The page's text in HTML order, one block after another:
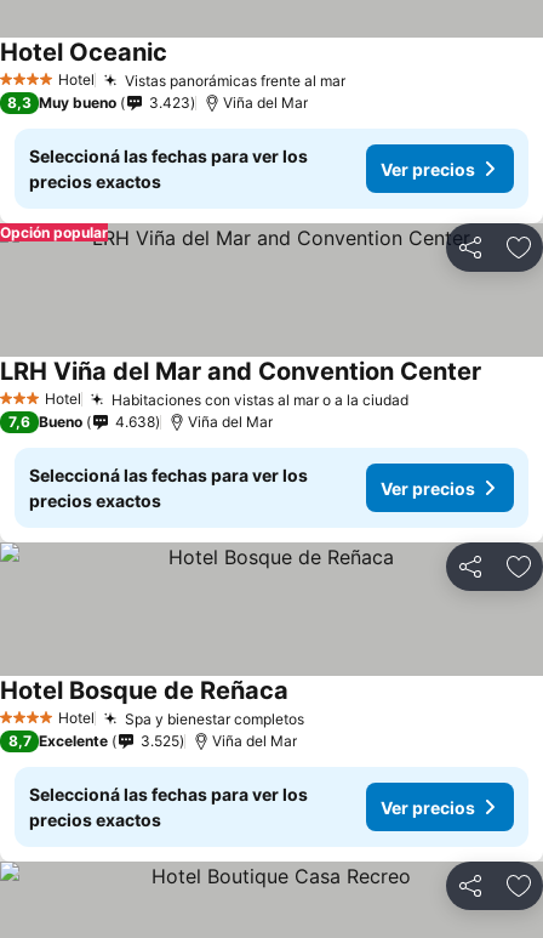
4 EstrellasHotel Vistas panorámicas frente al mar
Hotel Oceanic
8,3 Muy bueno 3.423 Viña del Mar
Seleccioná las fechas para ver los
precios exactos
Ver precios
Compartir
Opción popular
3 Estrellas
Hotel Habitaciones con vistas al mar o a la ciudad
LRH Viña del Mar and Convention Center
7,6 Bueno 4.638 Viña del Mar
Seleccioná las fechas para ver los
precios exactos
Ver precios
Compartir
4 EstrellasHotel Spa y bienestar completos
Hotel Bosque de Reñaca
8,7 Excelente 3.525 Viña del Mar
Seleccioná las fechas para ver los
precios exactos
Ver precios
Compartir